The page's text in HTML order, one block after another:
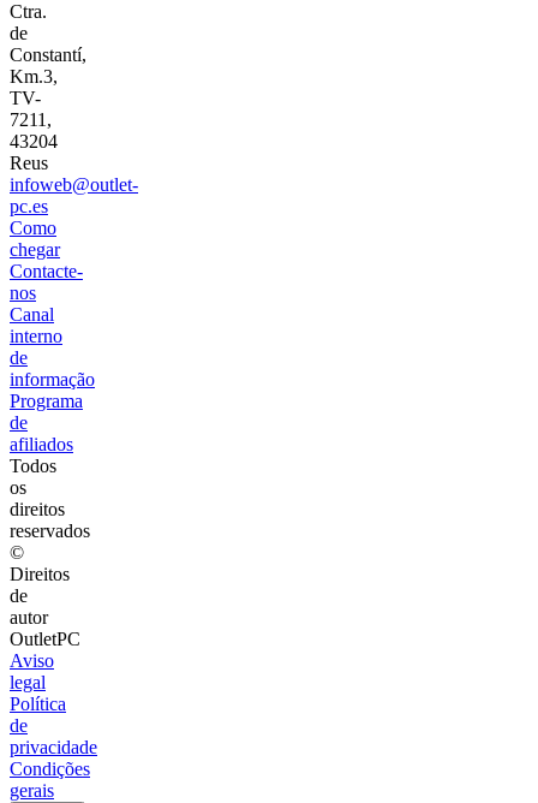
Ctra.
de
Constantí,
Km.3,
TV-
7211,
43204
Reus
infoweb@outlet-
pc.es
Como
chegar
Contacte-
nos
Canal
interno
de
informação
Programa
de
afiliados
Todos
os
direitos
reservados
©
Direitos
de
autor
OutletPC
Aviso
legal
Política
de
privacidade
Condições
gerais